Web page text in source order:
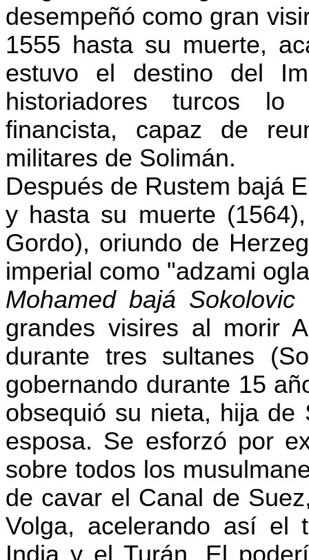
desempeñó como gran
1555 hasta su muerte,
estuvo el destino del
historiadores turcos lo
financista, capaz de
militares de Solimán.
Después de Rustem bajá
y hasta su muerte
Gordo), oriundo de
imperial como "adzami
Mohamed bajá Sokolovic
grandes visires al morir
durante tres sultanes
gobernando durante 15
obsequió su nieta, hija de
esposa. Se esforzó por
sobre todos los
de cavar el Canal de
Volga, acelerando así el
India y el Turán. El